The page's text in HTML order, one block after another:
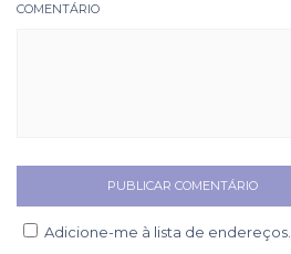
COMENTÁRIO
Adicione-me à lista de endereços.